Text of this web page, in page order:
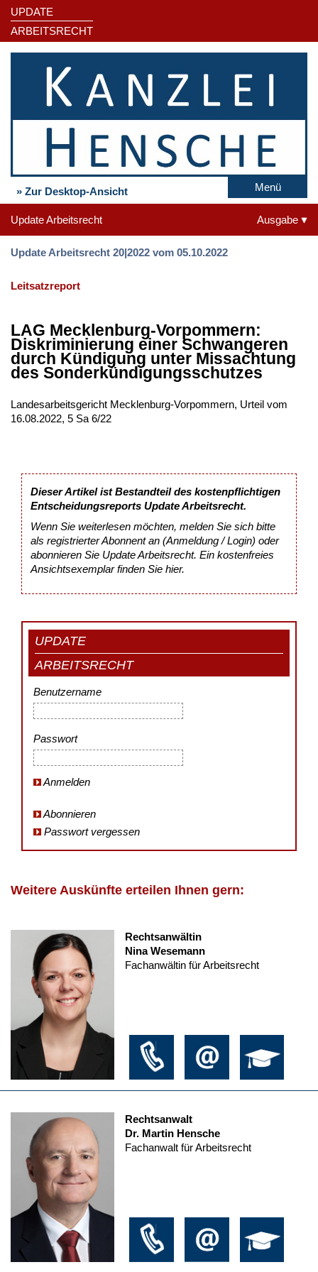
UPDATE
ARBEITSRECHT
» Zur Desktop-Ansicht Menü
Update Arbeitsrecht Ausgabe
Update Arbeitsrecht 20|2022 vom 05.10.2022
Leitsatzreport
LAG Mecklenburg-Vorpommern:
Diskriminierung einer Schwangeren
durch Kündigung unter Missachtung
des Sonderkündigungsschutzes
Landesarbeitsgericht Mecklenburg-Vorpommern, Urteil vom
16.08.2022, 5 Sa 6/22
Dieser Artikel ist Bestandteil des kostenpflichtigen
Entscheidungsreports Update Arbeitsrecht.
Wenn Sie weiterlesen möchten, melden Sie sich bitte
als registrierter Abonnent an (Anmeldung / Login) oder
abonnieren Sie Update Arbeitsrecht. Ein kostenfreies
Ansichtsexemplar finden Sie hier.
UPDATE
ARBEITSRECHT
Benutzername
Passwort
Anmelden
Abonnieren
Passwort vergessen
Weitere Auskünfte erteilen Ihnen gern:
Rechtsanwältin
Nina Wesemann
Fachanwältin für Arbeitsrecht
Rechtsanwalt
Dr. Martin Hensche
Fachanwalt für Arbeitsrecht